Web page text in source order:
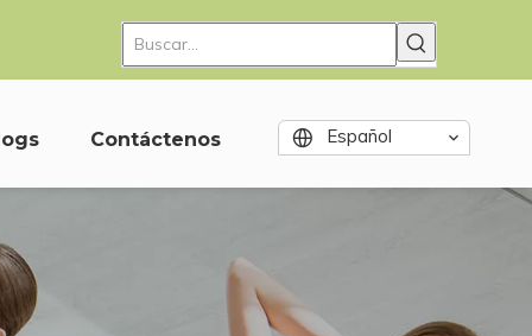
Contáctenos Español